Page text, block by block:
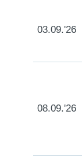
03.09.'26
08.09.'26